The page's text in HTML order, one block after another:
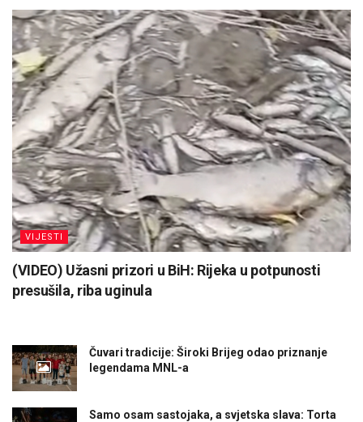
VIJESTI
(VIDEO) Užasni prizori u BiH: Rijeka u potpunosti
presušila, riba uginula
Čuvari tradicije: Široki Brijeg odao priznanje
legendama MNL-a
Samo osam sastojaka, a svjetska slava: Torta